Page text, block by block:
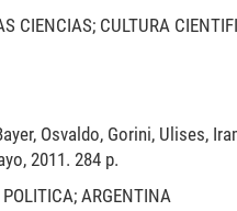
CIENCIAS; CULTURA
Osvaldo, Gorini, Ulises,
2011. 284 p.
ARGENTINA